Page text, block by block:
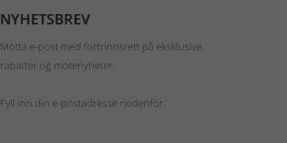
NYHETSBREV
Motta e-post med fortrinnsrett på eksklusive
rabatter og motenyheter.
Fyll inn din e-postadresse nedenfor.